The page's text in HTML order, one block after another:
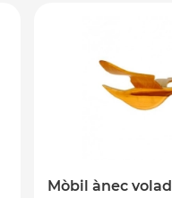
Mòbil ànec